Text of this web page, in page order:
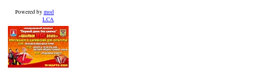
Powered by mod
LCA